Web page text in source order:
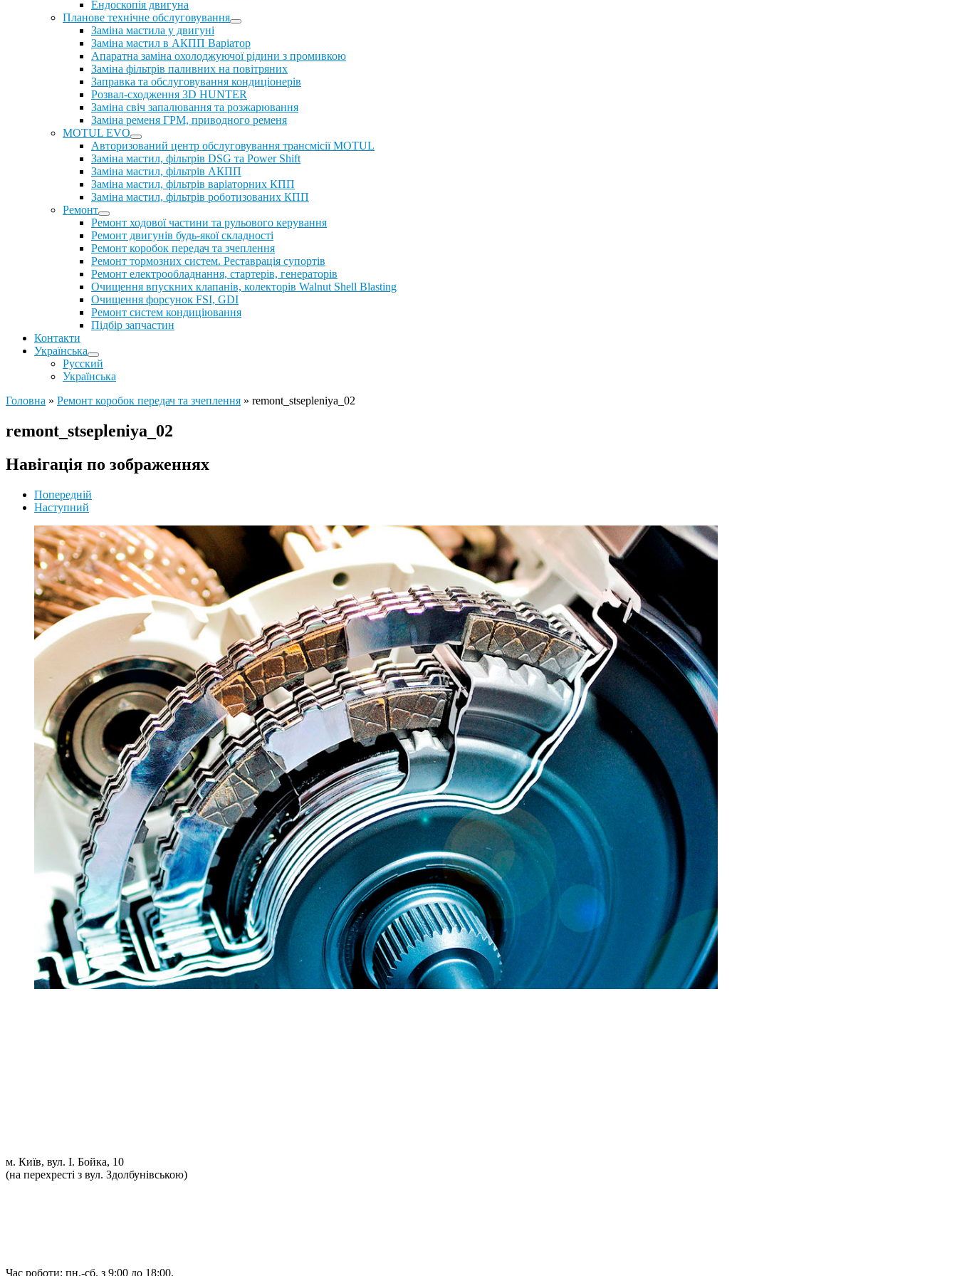
Ендоскопія двигуна
Планове технічне обслуговування
Заміна мастила у двигуні
Заміна мастил в АКПП Варіатор
Апаратна заміна охолоджуючої рідини з промивкою
Заміна фільтрів паливних на повітряних
Заправка та обслуговування кондиціонерів
Розвал-сходження 3D HUNTER
Заміна свіч запалювання та розжарювання
Заміна ременя ГРМ, приводного ременя
MOTUL EVO
Авторизований центр обслуговування трансмісії MOTUL
Заміна мастил, фільтрів DSG та Power Shift
Заміна мастил, фільтрів АКПП
Заміна мастил, фільтрів варіаторних КПП
Заміна мастил, фільтрів роботизованих КПП
Ремонт
Ремонт ходової частини та рульового керування
Ремонт двигунів будь-якої складності
Ремонт коробок передач та зчеплення
Ремонт тормозних систем. Реставрація супортів
Ремонт електрообладнання, стартерів, генераторів
Очищення впускних клапанів, колекторів Walnut Shell Blasting
Очищення форсунок FSI, GDI
Ремонт систем кондиціювання
Підбір запчастин
Контакти
Українська
Русский
Українська
Головна » Ремонт коробок передач та зчеплення » remont_stsepleniya_02
remont_stsepleniya_02
Навігація по зображеннях
Попередній
Наступний
м. Київ, вул. І. Бойка, 10
(на перехресті з вул. Здолбунівською)
Час роботи: пн.-сб. з 9:00 до 18:00.